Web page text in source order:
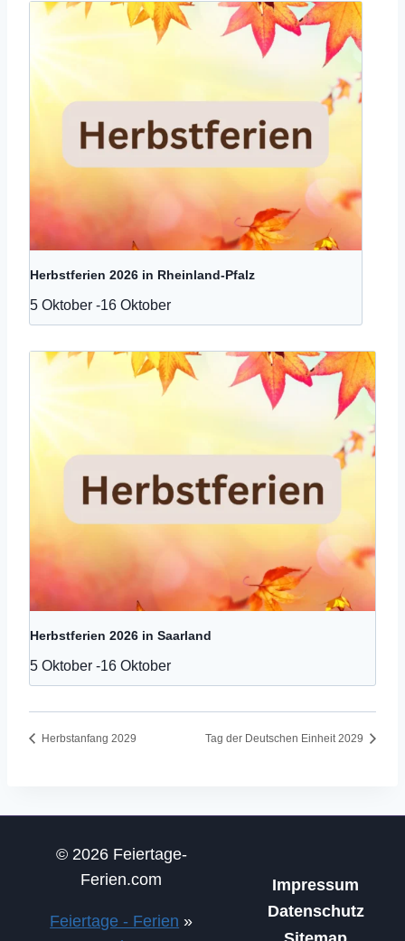
Herbstferien 2026 in Rheinland-Pfalz
5 Oktober -16 Oktober
Herbstferien 2026 in Saarland
5 Oktober -16 Oktober
Herbstanfang 2029 Tag der Deutschen Einheit 2029
© 2026 Feiertage-
Ferien.com
Feiertage - Ferien »
Impressum
Datenschutz